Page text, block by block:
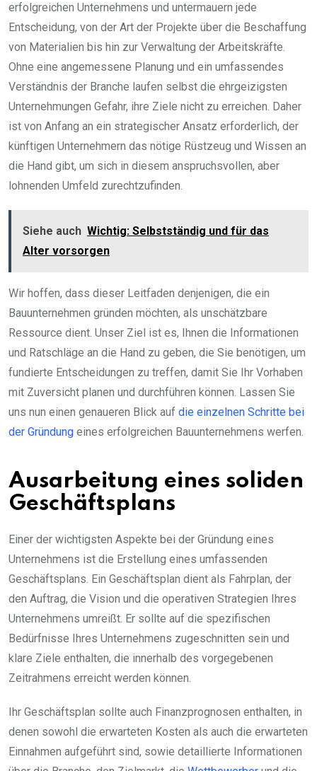
erfolgreichen Unternehmens und untermauern jede
Entscheidung, von der Art der Projekte über die Beschaffung
von Materialien bis hin zur Verwaltung der Arbeitskräfte.
Ohne eine angemessene Planung und ein umfassendes
Verständnis der Branche laufen selbst die ehrgeizigsten
Unternehmungen Gefahr, ihre Ziele nicht zu erreichen. Daher
ist von Anfang an ein strategischer Ansatz erforderlich, der
künftigen Unternehmern das nötige Rüstzeug und Wissen an
die Hand gibt, um sich in diesem anspruchsvollen, aber
lohnenden Umfeld zurechtzufinden.
Siehe auch Wichtig: Selbstständig und für das
Alter vorsorgen
Wir hoffen, dass dieser Leitfaden denjenigen, die ein
Bauunternehmen gründen möchten, als unschätzbare
Ressource dient. Unser Ziel ist es, Ihnen die Informationen
und Ratschläge an die Hand zu geben, die Sie benötigen, um
fundierte Entscheidungen zu treffen, damit Sie Ihr Vorhaben
mit Zuversicht planen und durchführen können. Lassen Sie
uns nun einen genaueren Blick auf die einzelnen Schritte bei
der Gründung eines erfolgreichen Bauunternehmens werfen.
Ausarbeitung eines soliden
Geschäftsplans
Einer der wichtigsten Aspekte bei der Gründung eines
Unternehmens ist die Erstellung eines umfassenden
Geschäftsplans. Ein Geschäftsplan dient als Fahrplan, der
den Auftrag, die Vision und die operativen Strategien Ihres
Unternehmens umreißt. Er sollte auf die spezifischen
Bedürfnisse Ihres Unternehmens zugeschnitten sein und
klare Ziele enthalten, die innerhalb des vorgegebenen
Zeitrahmens erreicht werden können.
Ihr Geschäftsplan sollte auch Finanzprognosen enthalten, in
denen sowohl die erwarteten Kosten als auch die erwarteten
Einnahmen aufgeführt sind, sowie detaillierte Informationen